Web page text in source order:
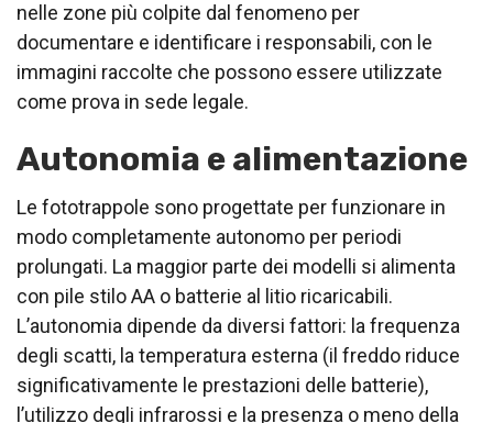
nelle zone più colpite dal fenomeno per
documentare e identificare i responsabili, con le
immagini raccolte che possono essere utilizzate
come prova in sede legale.
Autonomia e alimentazione
Le fototrappole sono progettate per funzionare in
modo completamente autonomo per periodi
prolungati. La maggior parte dei modelli si alimenta
con pile stilo AA o batterie al litio ricaricabili.
L’autonomia dipende da diversi fattori: la frequenza
degli scatti, la temperatura esterna (il freddo riduce
significativamente le prestazioni delle batterie),
l’utilizzo degli infrarossi e la presenza o meno della